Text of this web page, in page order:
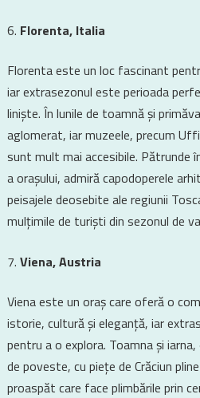
Florenta, Italia
Florenta este un loc fascinant
iar extrasezonul este perioada
liniște. În lunile de toamnă și
aglomerat, iar muzeele, precum
sunt mult mai accesibile.
a orașului, admiră capodoperele
peisajele deosebite ale regiunii
mulțimile de turiști din sezonul de
Viena, Austria
Viena este un oraș care oferă o
istorie, cultură și eleganță, iar
pentru a o explora. Toamna și
de poveste, cu piețe de Crăciun
proaspăt care face plimbările prin